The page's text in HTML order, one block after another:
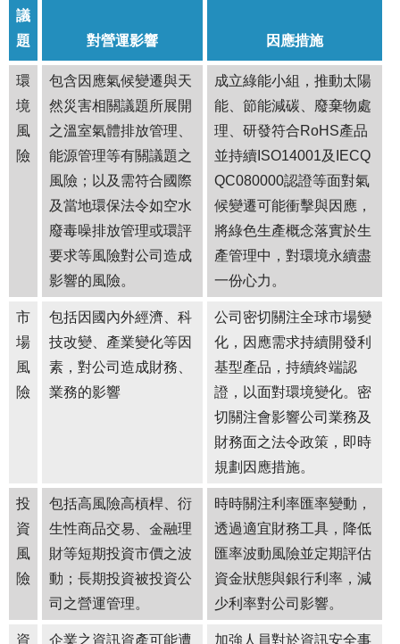
議
題
對營運影響 因應措施
環
境
風
險
包含因應氣候變遷與天
然災害相關議題所展開
之溫室氣體排放管理、
能源管理等有關議題之
風險；以及需符合國際
及當地環保法令如空水
廢毒噪排放管理或環評
要求等風險對公司造成
影響的風險。
成立綠能小組，推動太陽
能、節能減碳、廢棄物處
理、研發符合RoHS產品
並持續ISO14001及IECQ
QC080000認證等面對氣
候變遷可能衝擊與因應，
將綠色生產概念落實於生
產管理中，對環境永續盡
一份心力。
市
場
風
險
包括因國內外經濟、科
技改變、產業變化等因
素，對公司造成財務、
業務的影響
公司密切關注全球市場變
化，因應需求持續開發利
基型產品，持續終端認
證，以面對環境變化。密
切關注會影響公司業務及
財務面之法令政策，即時
規劃因應措施。
投
資
風
險
包括高風險高槓桿、衍
生性商品交易、金融理
財等短期投資市價之波
動；長期投資被投資公
司之營運管理。
時時關注利率匯率變動，
透過適宜財務工具，降低
匯率波動風險並定期評估
資金狀態與銀行利率，減
少利率對公司影響。
資 企業之資訊資產可能遭 加強人員對於資訊安全事